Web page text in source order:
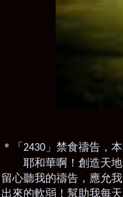
＊「 2430」禁食禱告，
耶和華啊！創造天
留心聽我的禱告，應允
出來的軟弱！幫助我每